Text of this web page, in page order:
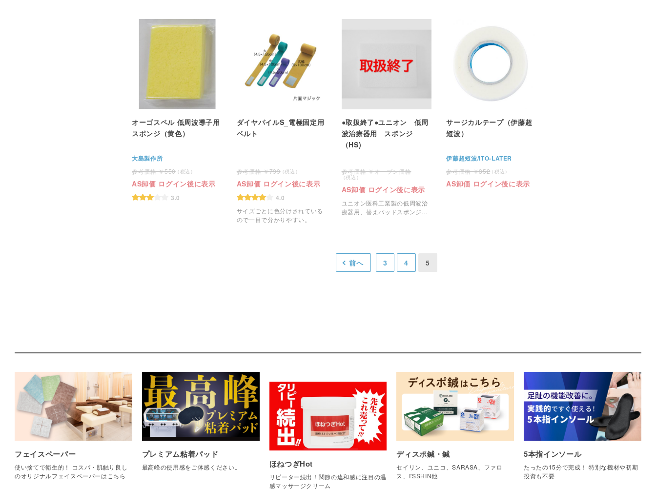
オーゴスペル 低周波導子用
スポンジ（黄色）
大島製作所
550
AS卸価 ログイン後に表示
3.0
ダイヤパイルS_電極固定用
ベルト
799
AS卸価 ログイン後に表示
4.0
サイズごとに色分けされている
ので一目で分かりやすい。
●取扱終了●ユニオン 低周
波治療器用 スポンジ
（HS)
オープン価格
AS卸価 ログイン後に表示
ユニオン医科工業製の低周波治
療器用、替えパッドスポンジで
サージカルテープ（伊藤超
短波）
伊藤超短波/ITO-LATER
352
AS卸価 ログイン後に表示
前へ 3 4 5
フェイスペーパー
使い捨てで衛生的！ コスパ・肌触り良し
のオリジナルフェイスペーパーはこちら
プレミアム粘着パッド
最高峰の使用感をご体感ください。 ほねつぎHot
リピーター続出！関節の違和感に注目の温
感マッサージクリーム
ディスポ鍼・鍼
セイリン、ユニコ、SARASA、ファロ
ス、I'SSHIN他
5本指インソール
たったの15分で完成！ 特別な機材や初期
投資も不要